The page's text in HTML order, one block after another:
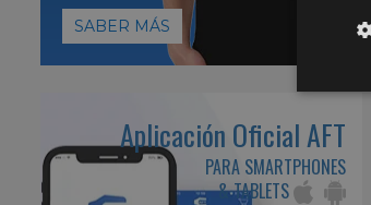
SABER MÁS
Aplicación Oficial AFT
PARA SMARTPHONES
& TABLETS